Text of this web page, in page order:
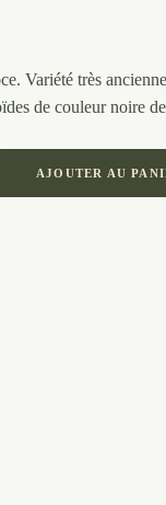
Variété très
de couleur noire
AJOUTER AU